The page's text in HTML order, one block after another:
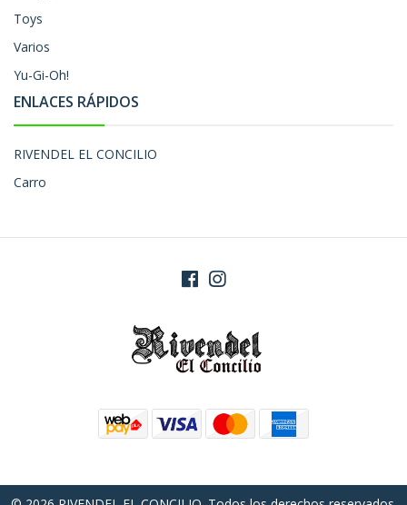
Toys
Varios
Yu-Gi-Oh!
ENLACES RÁPIDOS
RIVENDEL EL CONCILIO
Carro